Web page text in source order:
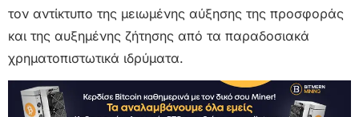
τον αντίκτυπο της μειωμένης αύξησης της προσφοράς
και της αυξημένης ζήτησης από τα παραδοσιακά
χρηματοπιστωτικά ιδρύματα.